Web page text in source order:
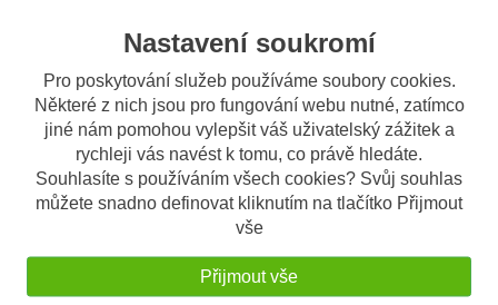
Nastavení soukromí
Pro poskytování služeb používáme soubory cookies.
Některé z nich jsou pro fungování webu nutné, zatímco
jiné nám pomohou vylepšit váš uživatelský zážitek a
rychleji vás navést k tomu, co právě hledáte.
Souhlasíte s používáním všech cookies? Svůj souhlas
můžete snadno definovat kliknutím na tlačítko Přijmout
vše
Přijmout vše
Popis Odeslat dotaz
Popis výrobku
Brzdové destičky SBS mají v plném rozsahu homologaci a ATEST
takže mohou být používány místo originálních destiček.